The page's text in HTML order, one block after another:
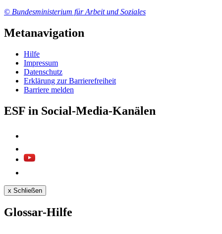
© Bundesministerium für Arbeit und Soziales
Metanavigation
Hil­fe
Im­pres­s­um
Da­ten­schutz
Er­klä­rung zur Bar­rie­re­frei­heit
Bar­rie­re mel­den
ESF in Social-Media-Kanälen
x Schließen
Glossar-Hilfe